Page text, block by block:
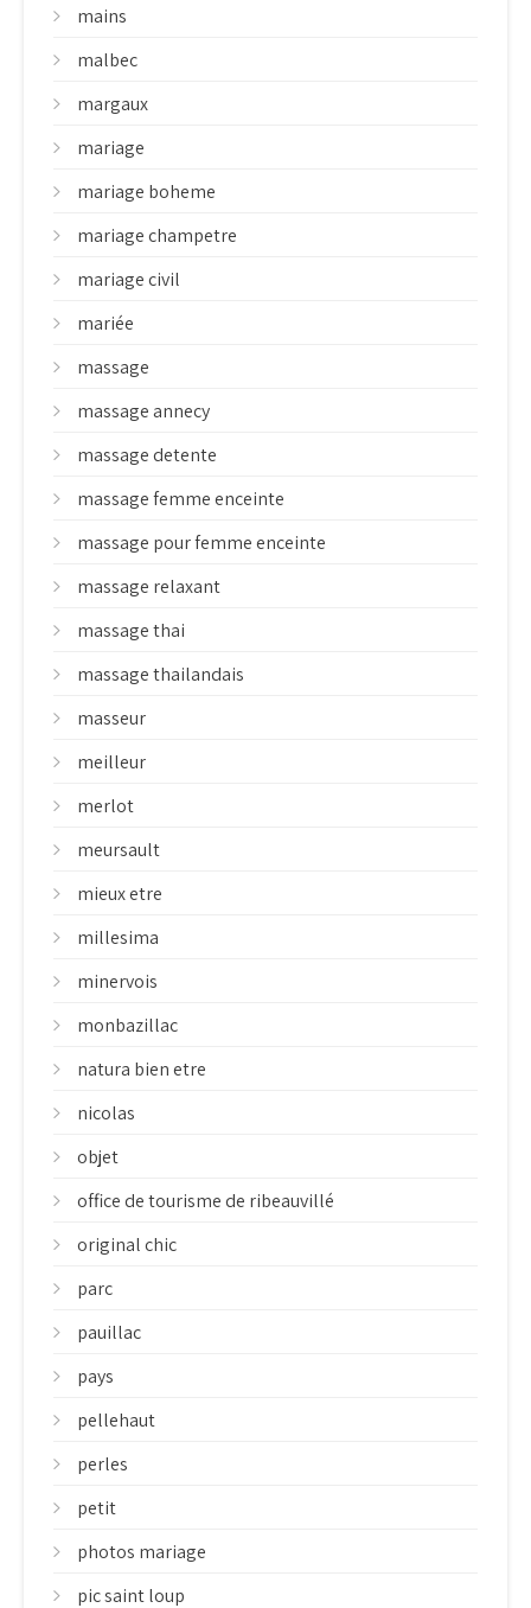
mains
malbec
margaux
mariage
mariage boheme
mariage champetre
mariage civil
mariée
massage
massage annecy
massage detente
massage femme enceinte
massage pour femme enceinte
massage relaxant
massage thai
massage thailandais
masseur
meilleur
merlot
meursault
mieux etre
millesima
minervois
monbazillac
natura bien etre
nicolas
objet
office de tourisme de ribeauvillé
original chic
parc
pauillac
pays
pellehaut
perles
petit
photos mariage
pic saint loup